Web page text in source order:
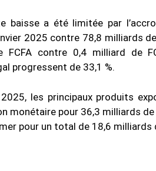
baisse a été limitée par
2025 contre 78,8 milliards
FCFA contre 0,4 milliard de
progressent de 33,1 %.
les principaux produits
monétaire pour 36,3 milliards
pour un total de 18,6 milliards